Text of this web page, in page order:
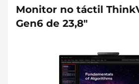
Monitor no táctil
Gen6 de 23,8"